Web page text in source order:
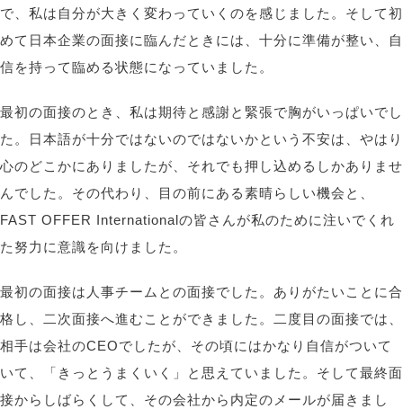
で、私は自分が大きく変わっていくのを感じました。そして初
めて日本企業の面接に臨んだときには、十分に準備が整い、自
信を持って臨める状態になっていました。
最初の面接のとき、私は期待と感謝と緊張で胸がいっぱいでし
た。日本語が十分ではないのではないかという不安は、やはり
心のどこかにありましたが、それでも押し込めるしかありませ
んでした。その代わり、目の前にある素晴らしい機会と、
FAST OFFER Internationalの皆さんが私のために注いでくれ
た努力に意識を向けました 。
最初の面接は人事チームとの面接でした。ありがたいことに合
格し、二次面接へ進むことができました。二度目の面接では、
相手は会社のCEOでしたが、その頃にはかなり自信がついて
いて、「きっとうまくいく」と思えていました。そして最終面
接からしばらくして、その会社から内定のメールが届きまし